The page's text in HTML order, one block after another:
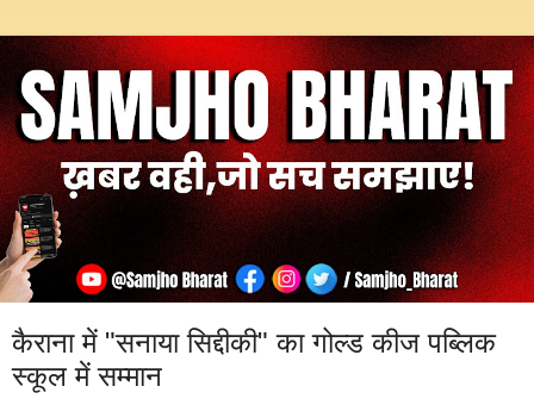
कैराना में "सनाया सिद्दीकी" का गोल्ड कीज पब्लिक
स्कूल में सम्मान